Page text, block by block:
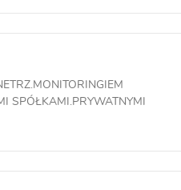
SPÓŁKAMI.PRYWATNYMI